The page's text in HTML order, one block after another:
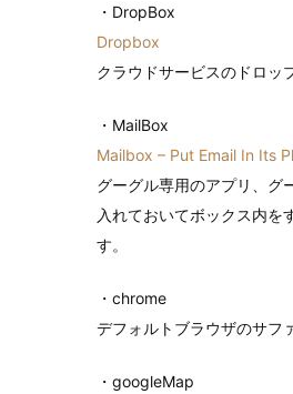
・DropBox
Dropbox
クラウドサービスのドロッ
・MailBox
Mailbox – Put Email In Its
グーグル専用のアプリ、グ
入れておいてボックス内を
す。
・chrome
デフォルトブラウザのサフ
・googleMap